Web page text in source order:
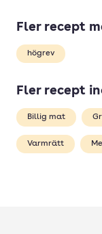
Fler recept
högrev
Fler recept
Billig mat
Varmrätt